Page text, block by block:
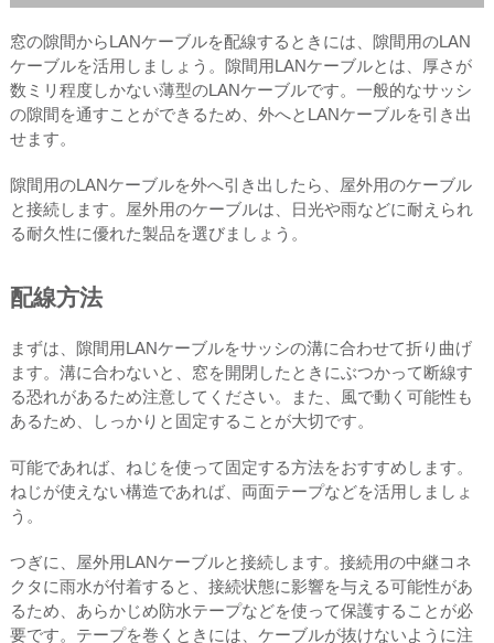
窓の隙間からLANケーブルを配線するときには、隙間用のLAN
ケーブルを活用しましょう。隙間用LANケーブルとは、厚さが
数ミリ程度しかない薄型のLANケーブルです。一般的なサッシ
の隙間を通すことができるため、外へとLANケーブルを引き出
せます。
隙間用のLANケーブルを外へ引き出したら、屋外用のケーブル
と接続します。屋外用のケーブルは、日光や雨などに耐えられ
る耐久性に優れた製品を選びましょう。
配線方法
まずは、隙間用LANケーブルをサッシの溝に合わせて折り曲げ
ます。溝に合わないと、窓を開閉したときにぶつかって断線す
る恐れがあるため注意してください。また、風で動く可能性も
あるため、しっかりと固定することが大切です。
可能であれば、ねじを使って固定する方法をおすすめします。
ねじが使えない構造であれば、両面テープなどを活用しましょ
う。
つぎに、屋外用LANケーブルと接続します。接続用の中継コネ
クタに雨水が付着すると、接続状態に影響を与える可能性があ
るため、あらかじめ防水テープなどを使って保護することが必
要です。テープを巻くときには、ケーブルが抜けないように注